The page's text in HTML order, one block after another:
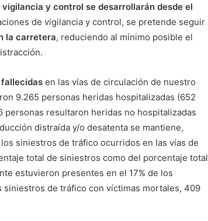
y control se desarrollarán desde el
de vigilancia y control, se pretende seguir
la carretera, reduciendo al mínimo posible el
en las vías de circulación de nuestro
9.265 personas heridas hospitalizadas (652
personas resultaron heridas no hospitalizadas
distraída y/o desatenta se mantiene,
siniestros de tráfico ocurridos en las vías de
total de siniestros como del porcentaje total
estuvieron presentes en el 17% de los
de tráfico con víctimas mortales, 409